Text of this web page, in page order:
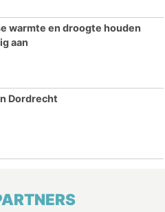
warmte en droogte houden
aan
Dordrecht